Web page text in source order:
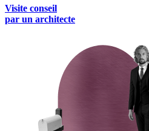
Visite conseil
par un architecte